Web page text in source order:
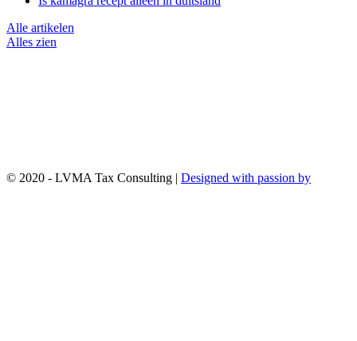
Alle artikelen
Alles zien
© 2020 - LVMA Tax Consulting | Designed with passion by